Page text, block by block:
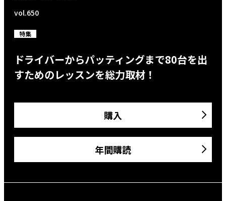
vol.650
特集
ドライバーからパッティングまで80台を出
すためのレッスンを総力取材！
購入
年間購読